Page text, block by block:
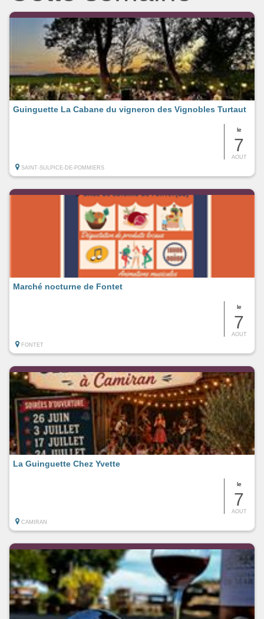
le
7
AOUT
Guinguette La Cabane du vigneron des Vignobles Turtaut
SAINT-SULPICE-DE-POMMIERS
le
7
AOUT
Marché nocturne de Fontet
FONTET
le
7
AOUT
La Guinguette Chez Yvette
CAMIRAN